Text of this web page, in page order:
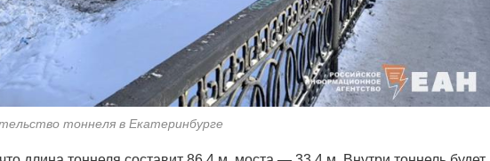
тоннеля в Екатеринбурге